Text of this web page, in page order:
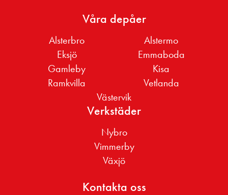
Våra depåer
Alsterbro
Alstermo
Eksjö
Emmaboda
Gamleby
Kisa
Ramkvilla
Vetlanda
Västervik
Verkstäder
Nybro
Vimmerby
Växjö
Kontakta oss